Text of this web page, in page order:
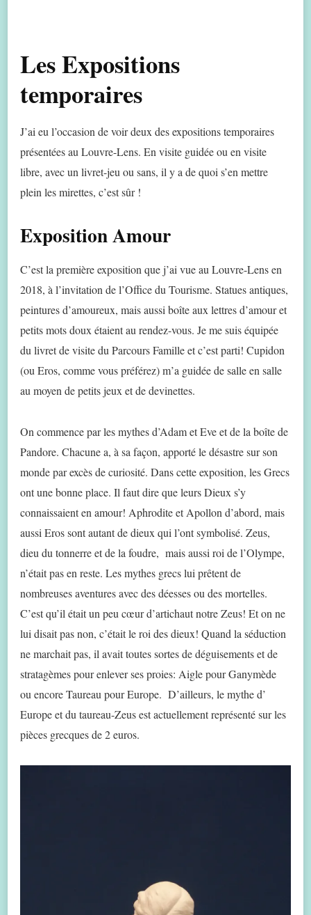
Les Expositions
temporaires
J’ai eu l’occasion de voir deux des expositions temporaires
présentées au Louvre-Lens. En visite guidée ou en visite
libre, avec un livret-jeu ou sans, il y a de quoi s’en mettre
plein les mirettes, c’est sûr !
Exposition Amour
C’est la première exposition que j’ai vue au Louvre-Lens en
2018, à l’invitation de l’Office du Tourisme. Statues antiques,
peintures d’amoureux, mais aussi boîte aux lettres d’amour et
petits mots doux étaient au rendez-vous. Je me suis équipée
du livret de visite du Parcours Famille et c’est parti! Cupidon
(ou Eros, comme vous préférez) m’a guidée de salle en salle
au moyen de petits jeux et de devinettes.
On commence par les mythes d’Adam et Eve et de la boîte de
Pandore. Chacune a, à sa façon, apporté le désastre sur son
monde par excès de curiosité. Dans cette exposition, les Grecs
ont une bonne place. Il faut dire que leurs Dieux s’y
connaissaient en amour! Aphrodite et Apollon d’abord, mais
aussi Eros sont autant de dieux qui l’ont symbolisé. Zeus,
dieu du tonnerre et de la foudre, mais aussi roi de l’Olympe,
n’était pas en reste. Les mythes grecs lui prêtent de
nombreuses aventures avec des déesses ou des mortelles.
C’est qu’il était un peu cœur d’artichaut notre Zeus! Et on ne
lui disait pas non, c’était le roi des dieux! Quand la séduction
ne marchait pas, il avait toutes sortes de déguisements et de
stratagèmes pour enlever ses proies: Aigle pour Ganymède
ou encore Taureau pour Europe. D’ailleurs, le mythe d’
Europe et du taureau-Zeus est actuellement représenté sur les
pièces grecques de 2 euros.